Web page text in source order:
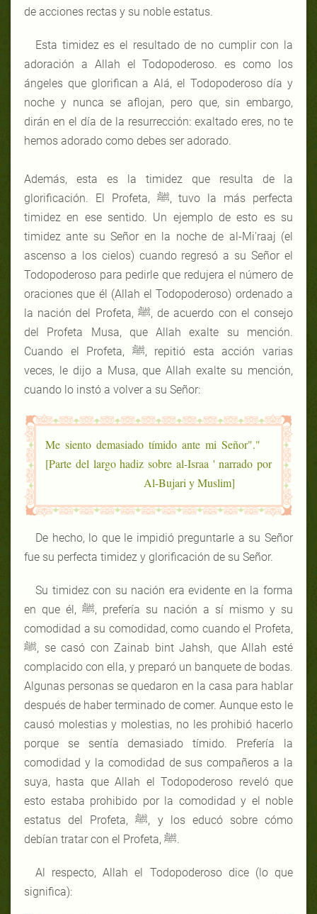
de acciones rectas y su noble estatus.
Esta timidez es el resultado de no cumplir con la
adoración a Allah el Todopoderoso. es como los
ángeles que glorifican a Alá, el Todopoderoso día y
noche y nunca se aflojan, pero que, sin embargo,
dirán en el día de la resurrección: exaltado eres, no te
hemos adorado como debes ser adorado.
Además, esta es la timidez que resulta de la
glorificación. El Profeta, ﷺ, tuvo la más perfecta
timidez en ese sentido. Un ejemplo de esto es su
timidez ante su Señor en la noche de al-Mi'raaj (el
ascenso a los cielos) cuando regresó a su Señor el
Todopoderoso para pedirle que redujera el número de
oraciones que él (Allah el Todopoderoso) ordenado a
la nación del Profeta, ﷺ, de acuerdo con el consejo
del Profeta Musa, que Allah exalte su mención.
Cuando el Profeta, ﷺ, repitió esta acción varias
veces, le dijo a Musa, que Allah exalte su mención,
cuando lo instó a volver a su Señor:
"Me siento demasiado tímido ante mi Señor".
[Parte del largo hadiz sobre al-Israa ' narrado por
Al-Bujari y Muslim]
De hecho, lo que le impidió preguntarle a su Señor
fue su perfecta timidez y glorificación de su Señor.
Su timidez con su nación era evidente en la forma
en que él, ﷺ, prefería su nación a sí mismo y su
comodidad a su comodidad, como cuando el Profeta,
ﷺ, se casó con Zainab bint Jahsh, que Allah esté
complacido con ella, y preparó un banquete de bodas.
Algunas personas se quedaron en la casa para hablar
después de haber terminado de comer. Aunque esto le
causó molestias y molestias, no les prohibió hacerlo
porque se sentía demasiado tímido. Prefería la
comodidad y la comodidad de sus compañeros a la
suya, hasta que Allah el Todopoderoso reveló que
esto estaba prohibido por la comodidad y el noble
estatus del Profeta, ﷺ, y los educó sobre cómo
debían tratar con el Profeta, ﷺ.
Al respecto, Allah el Todopoderoso dice (lo que
significa):